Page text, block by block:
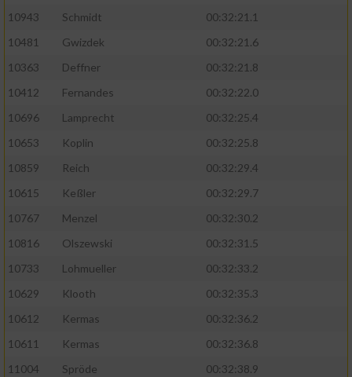
10943
Schmidt
00:32:21.1
10481
Gwizdek
00:32:21.6
10363
Deffner
00:32:21.8
10412
Fernandes
00:32:22.0
10696
Lamprecht
00:32:25.4
10653
Koplin
00:32:25.8
10859
Reich
00:32:29.4
10615
Keßler
00:32:29.7
10767
Menzel
00:32:30.2
10816
Olszewski
00:32:31.5
10733
Lohmueller
00:32:33.2
10629
Klooth
00:32:35.3
10612
Kermas
00:32:36.2
10611
Kermas
00:32:36.8
11004
Spröde
00:32:38.9
auf einem Endgerät
Verwendung reduzierter Daten zur Auswahl
von Werbeanzeigen
Erstellung von Profilen für personalisierte
Werbung
Verwendung von Profilen zur Auswahl
Erstellung von Profilen zur Personalisierung
Verwendung von Profilen zur Auswahl
Messung der Werbeleistung
Messung der Performance von Inhalten